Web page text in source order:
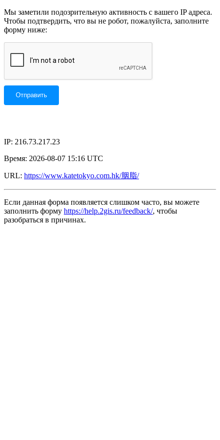
Мы заметили подозрительную активность с вашего IP адреса.
Чтобы подтвердить, что вы не робот, пожалуйста, заполните
форму ниже:
IP: 216.73.217.23
Время: 2026-08-07 15:16 UTC
URL: https://www.katetokyo.com.hk/胭脂/
Если данная форма появляется слишком часто, вы можете
заполнить форму https://help.2gis.ru/feedback/, чтобы
разобраться в причинах.